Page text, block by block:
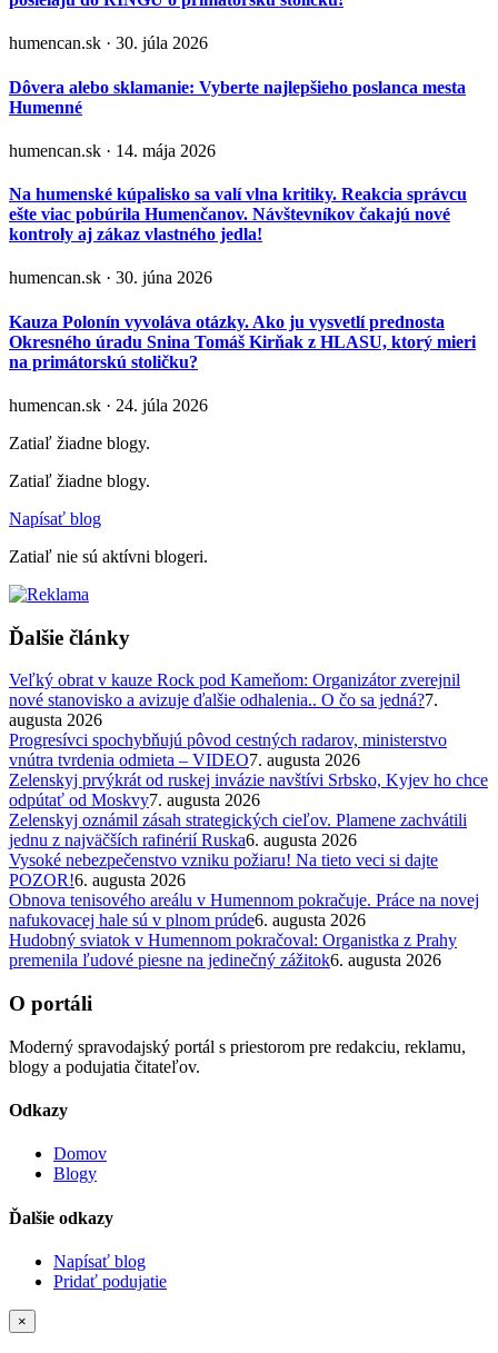
humencan.sk · 30. júla 2026
Dôvera alebo sklamanie: Vyberte najlepšieho poslanca mesta
Humenné
humencan.sk · 14. mája 2026
Na humenské kúpalisko sa valí vlna kritiky. Reakcia správcu
ešte viac pobúrila Humenčanov. Návštevníkov čakajú nové
kontroly aj zákaz vlastného jedla!
humencan.sk · 30. júna 2026
Kauza Polonín vyvoláva otázky. Ako ju vysvetlí prednosta
Okresného úradu Snina Tomáš Kirňak z HLASU, ktorý mieri
na primátorskú stoličku?
humencan.sk · 24. júla 2026
Zatiaľ žiadne blogy.
Zatiaľ žiadne blogy.
Napísať blog
Zatiaľ nie sú aktívni blogeri.
Ďalšie články
Veľký obrat v kauze Rock pod Kameňom: Organizátor zverejnil
nové stanovisko a avizuje ďalšie odhalenia.. O čo sa jedná?7.
augusta 2026
Progresívci spochybňujú pôvod cestných radarov, ministerstvo
vnútra tvrdenia odmieta – VIDEO7. augusta 2026
Zelenskyj prvýkrát od ruskej invázie navštívi Srbsko, Kyjev ho chce
odpútať od Moskvy7. augusta 2026
Zelenskyj oznámil zásah strategických cieľov. Plamene zachvátili
jednu z najväčších rafinérií Ruska6. augusta 2026
Vysoké nebezpečenstvo vzniku požiaru! Na tieto veci si dajte
POZOR!6. augusta 2026
Obnova tenisového areálu v Humennom pokračuje. Práce na novej
nafukovacej hale sú v plnom prúde6. augusta 2026
Hudobný sviatok v Humennom pokračoval: Organistka z Prahy
premenila ľudové piesne na jedinečný zážitok6. augusta 2026
O portáli
Moderný spravodajský portál s priestorom pre redakciu, reklamu,
blogy a podujatia čitateľov.
Odkazy
Domov
Blogy
Ďalšie odkazy
Napísať blog
Pridať podujatie
×